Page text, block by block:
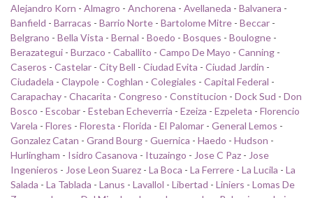
Alejandro Korn - Almagro - Anchorena - Avellaneda - Balvanera -
Banfield - Barracas - Barrio Norte - Bartolome Mitre - Beccar -
Belgrano - Bella Vista - Bernal - Boedo - Bosques - Boulogne -
Berazategui - Burzaco - Caballito - Campo De Mayo - Canning -
Caseros - Castelar - City Bell - Ciudad Evita - Ciudad Jardin -
Ciudadela - Claypole - Coghlan - Colegiales - Capital Federal -
Carapachay - Chacarita - Congreso - Constitucion - Dock Sud - Don
Bosco - Escobar - Esteban Echeverria - Ezeiza - Ezpeleta - Florencio
Varela - Flores - Floresta - Florida - El Palomar - General Lemos -
Gonzalez Catan - Grand Bourg - Guernica - Haedo - Hudson -
Hurlingham - Isidro Casanova - Ituzaingo - Jose C Paz - Jose
Ingenieros - Jose Leon Suarez - La Boca - La Ferrere - La Lucila - La
Salada - La Tablada - Lanus - Lavallol - Libertad - Liniers - Lomas De